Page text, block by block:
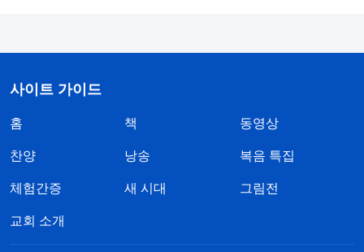
해하게 된다. 또한 사람의 패괴된 본질과 근원을 알
게 되고, 사람의 추악한 몰골도 발견하게 된다. 이러
생명을 하나님을 믿는 모든 사람에게 열어 놓는 사역
이기 때문이다. 이 사역이 바로 하나님이 행하는 심
사이트 가이드
홈 책 동영상
찬양 낭송 복음 특집
체험간증 새 시대 그림전
교회 소개